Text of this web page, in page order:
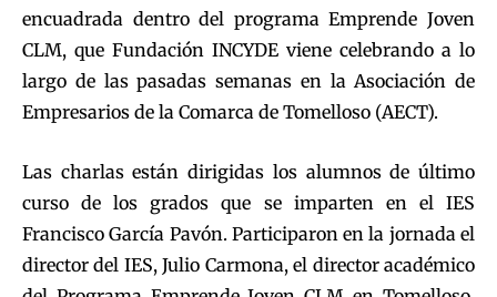
encuadrada dentro del programa Emprende Joven
CLM, que Fundación INCYDE viene celebrando a lo
largo de las pasadas semanas en la Asociación de
Empresarios de la Comarca de Tomelloso (AECT).
Las charlas están dirigidas los alumnos de último
curso de los grados que se imparten en el IES
Francisco García Pavón. Participaron en la jornada el
director del IES, Julio Carmona, el director académico